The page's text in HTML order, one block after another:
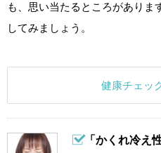
も、思い当たるところがありま
してみましょう。
健康チェッ
「かくれ冷え